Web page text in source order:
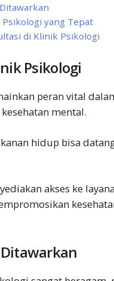
yang Tepat
di Klinik Psikologi
Psikologi
peran vital
mental.
hidup bisa
akses ke